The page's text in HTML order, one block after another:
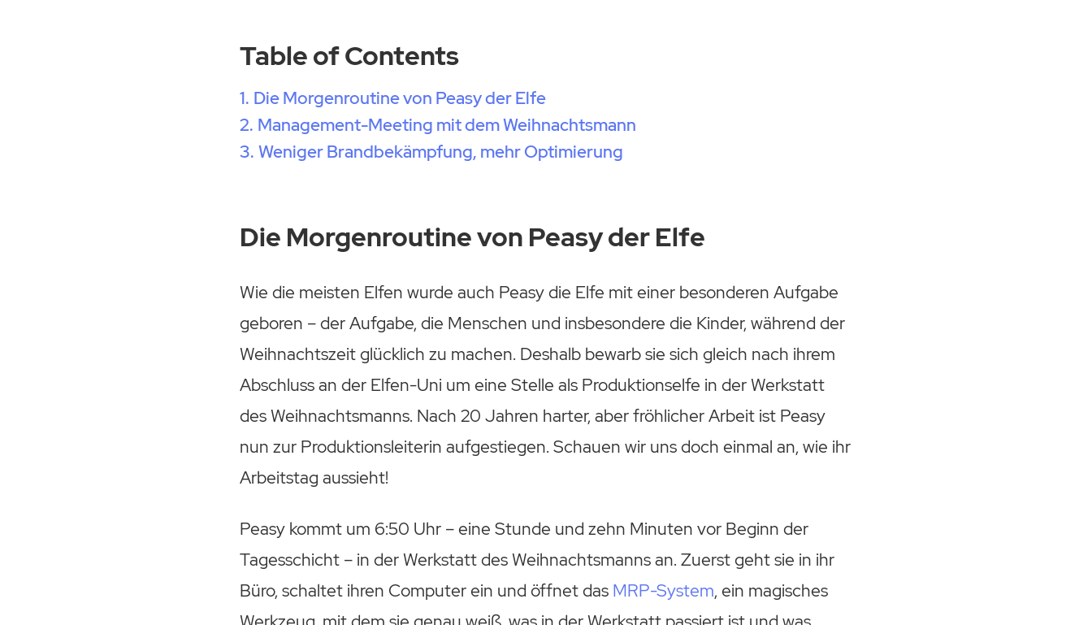
Table of Contents
Die Morgenroutine von Peasy der Elfe
Management-Meeting mit dem Weihnachtsmann
Weniger Brandbekämpfung, mehr Optimierung
Die Morgenroutine von Peasy der Elfe
Wie die meisten Elfen wurde auch Peasy die Elfe mit einer besonderen Aufgabe
geboren – der Aufgabe, die Menschen und insbesondere die Kinder, während der
Weihnachtszeit glücklich zu machen. Deshalb bewarb sie sich gleich nach ihrem
Abschluss an der Elfen-Uni um eine Stelle als Produktionselfe in der Werkstatt
des Weihnachtsmanns. Nach 20 Jahren harter, aber fröhlicher Arbeit ist Peasy
nun zur Produktionsleiterin aufgestiegen. Schauen wir uns doch einmal an, wie ihr
Arbeitstag aussieht!
Peasy kommt um 6:50 Uhr – eine Stunde und zehn Minuten vor Beginn der
Tagesschicht – in der Werkstatt des Weihnachtsmanns an. Zuerst geht sie in ihr
Büro, schaltet ihren Computer ein und öffnet das MRP-System, ein magisches